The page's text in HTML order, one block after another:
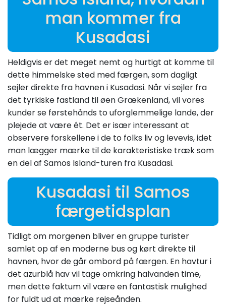
man kommer fra
Kusadasi
Heldigvis er det meget nemt og hurtigt at komme til
dette himmelske sted med færgen, som dagligt
sejler direkte fra havnen i Kusadasi. Når vi sejler fra
det tyrkiske fastland til øen Grækenland, vil vores
kunder se førstehånds to uforglemmelige lande, der
plejede at være ét. Det er især interessant at
observere forskellene i de to folks liv og levevis, idet
man lægger mærke til de karakteristiske træk som
en del af Samos Island-turen fra Kusadasi.
Kusadasi til Samos
færgetidsplan
Tidligt om morgenen bliver en gruppe turister
samlet op af en moderne bus og kørt direkte til
havnen, hvor de går ombord på færgen. En havtur i
det azurblå hav vil tage omkring halvanden time,
men dette faktum vil være en fantastisk mulighed
for fuldt ud at mærke rejseånden.